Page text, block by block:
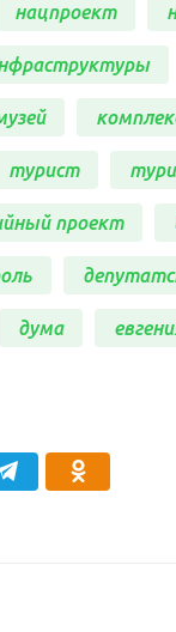
нацпроект
турист
проект
дума